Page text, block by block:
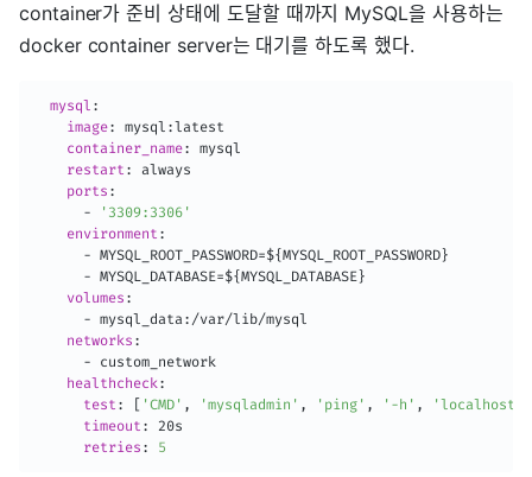
container가 준비 상태에 도달할 때까지 MySQL을 사용하는
docker container server는 대기를 하도록 했다.
mysql :
image: mysql :latest
container_name:
mysql
restart :
always
ports :
-
'3309:3306'
environment :
- MYSQL_ROOT_PASSWORD=${MYSQL_ROOT_PASSWORD }
- MYSQL_DATABASE=${MYSQL_DATABASE }
volumes :
- mysql_data : /var/lib/mysql
networks :
- custom_network
healthcheck:
test : 'CMD' , 'mysqladmin' , 'ping' , '-h' , 'localhost'
timeout :
20s
retries : 5